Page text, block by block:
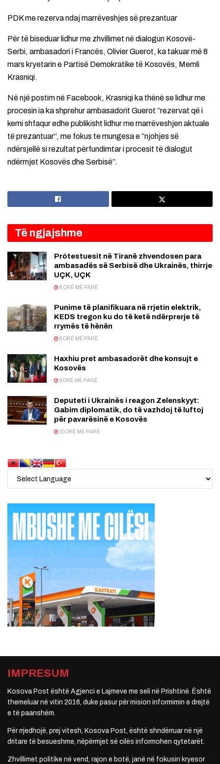
PDK me rezerva ndaj marrëveshjes së prezantuar
Për të biseduar lidhur me zhvillimet në dialogun Kosovë-
Serbi, ambasadori i Francës, Olivier Guerot, ka takuar më 8
mars kryetarin e Partisë Demokratike të Kosovës, Memli
Krasniqi.
Në një postim në Facebook, Krasniqi ka thënë se lidhur me
procesin ia ka shprehur ambasadorit Guerot “rezervat që i
kemi shfaqur edhe publikisht lidhur me marrëveshjen aktuale
të prezantuar”, me fokus te mungesa e “njohjes së
ndërsjellë si rezultat përfundimtar i procesit të dialogut
ndërmjet Kosovës dhe Serbisë”.
Të ngjajshme
Prótestuesit në Tiranë zhvendosen para
ambasadës së Serbisë dhe Ukrainës, thirrje
UÇK, UÇK
8 ORË MË PARË
Punime të planifikuara në rrjetin elektrik,
KEDS tregon ku do të ketë ndërprerje të
rrymës të hënën
8 ORË MË PARË
Haxhiu pret ambasadorët dhe konsujt e
Kosovës
9 ORË MË PARË
Deputeti i Ukrainës i reagon Zelenskyyt:
Gabim diplomatik, do të vazhdoj të luftoj
për pavarësinë e Kosovës
10 ORË MË PARË
IMPRESUM
Kosova Post është Agjenci e Lajmeve me seli në Prishtinë. Është
themeluar në vitin 2016, duke pasur për mision informimin e drejtë
e të paanshëm.
Për rrjedhojë, prej vitesh, Kosova Post, është shndërruar në një
dritare të besueshme, nëpërmjet së cilës informohen qytetarët.
Zhvillimet politike në vend, rajon e botë, janë në fokusin kryesor